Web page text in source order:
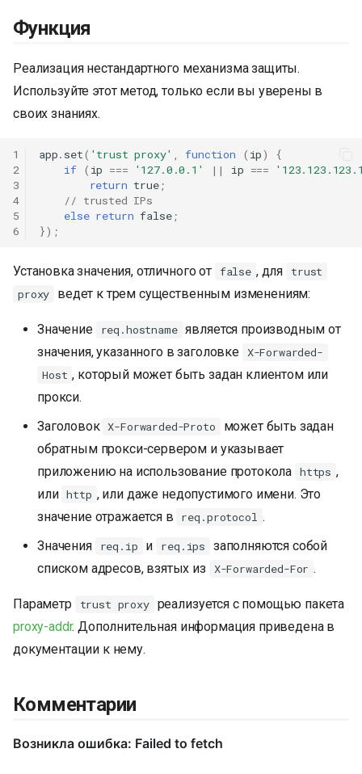
Функция
Реализация нестандартного механизма защиты.
Используйте этот метод, только если вы уверены в
своих знаниях.
1
2
3
4
5
6
app. set( 'trust proxy' function ( ip)
{
if ( ip === '127.0.0.1' || ip ===
return true;
// trusted IPs
else return false;
});
Установка значения, отличного от false , для
trust
proxy
ведет к трем существенным изменениям:
Значение req.hostname является производным от
значения, указанного в заголовке X-Forwarded-
Host , который может быть задан клиентом или
прокси.
Заголовок X-Forwarded-Proto
может быть задан
обратным прокси-сервером и указывает
приложению на использование протокола https ,
или http , или даже недопустимого имени. Это
значение отражается в
req.protocol .
Значения
req.ip и req.ips
заполняются собой
списком адресов, взятых из
X-Forwarded-For .
Параметр trust proxy реализуется с помощью пакета
proxy-addr. Дополнительная информация приведена в
документации к нему.
Комментарии